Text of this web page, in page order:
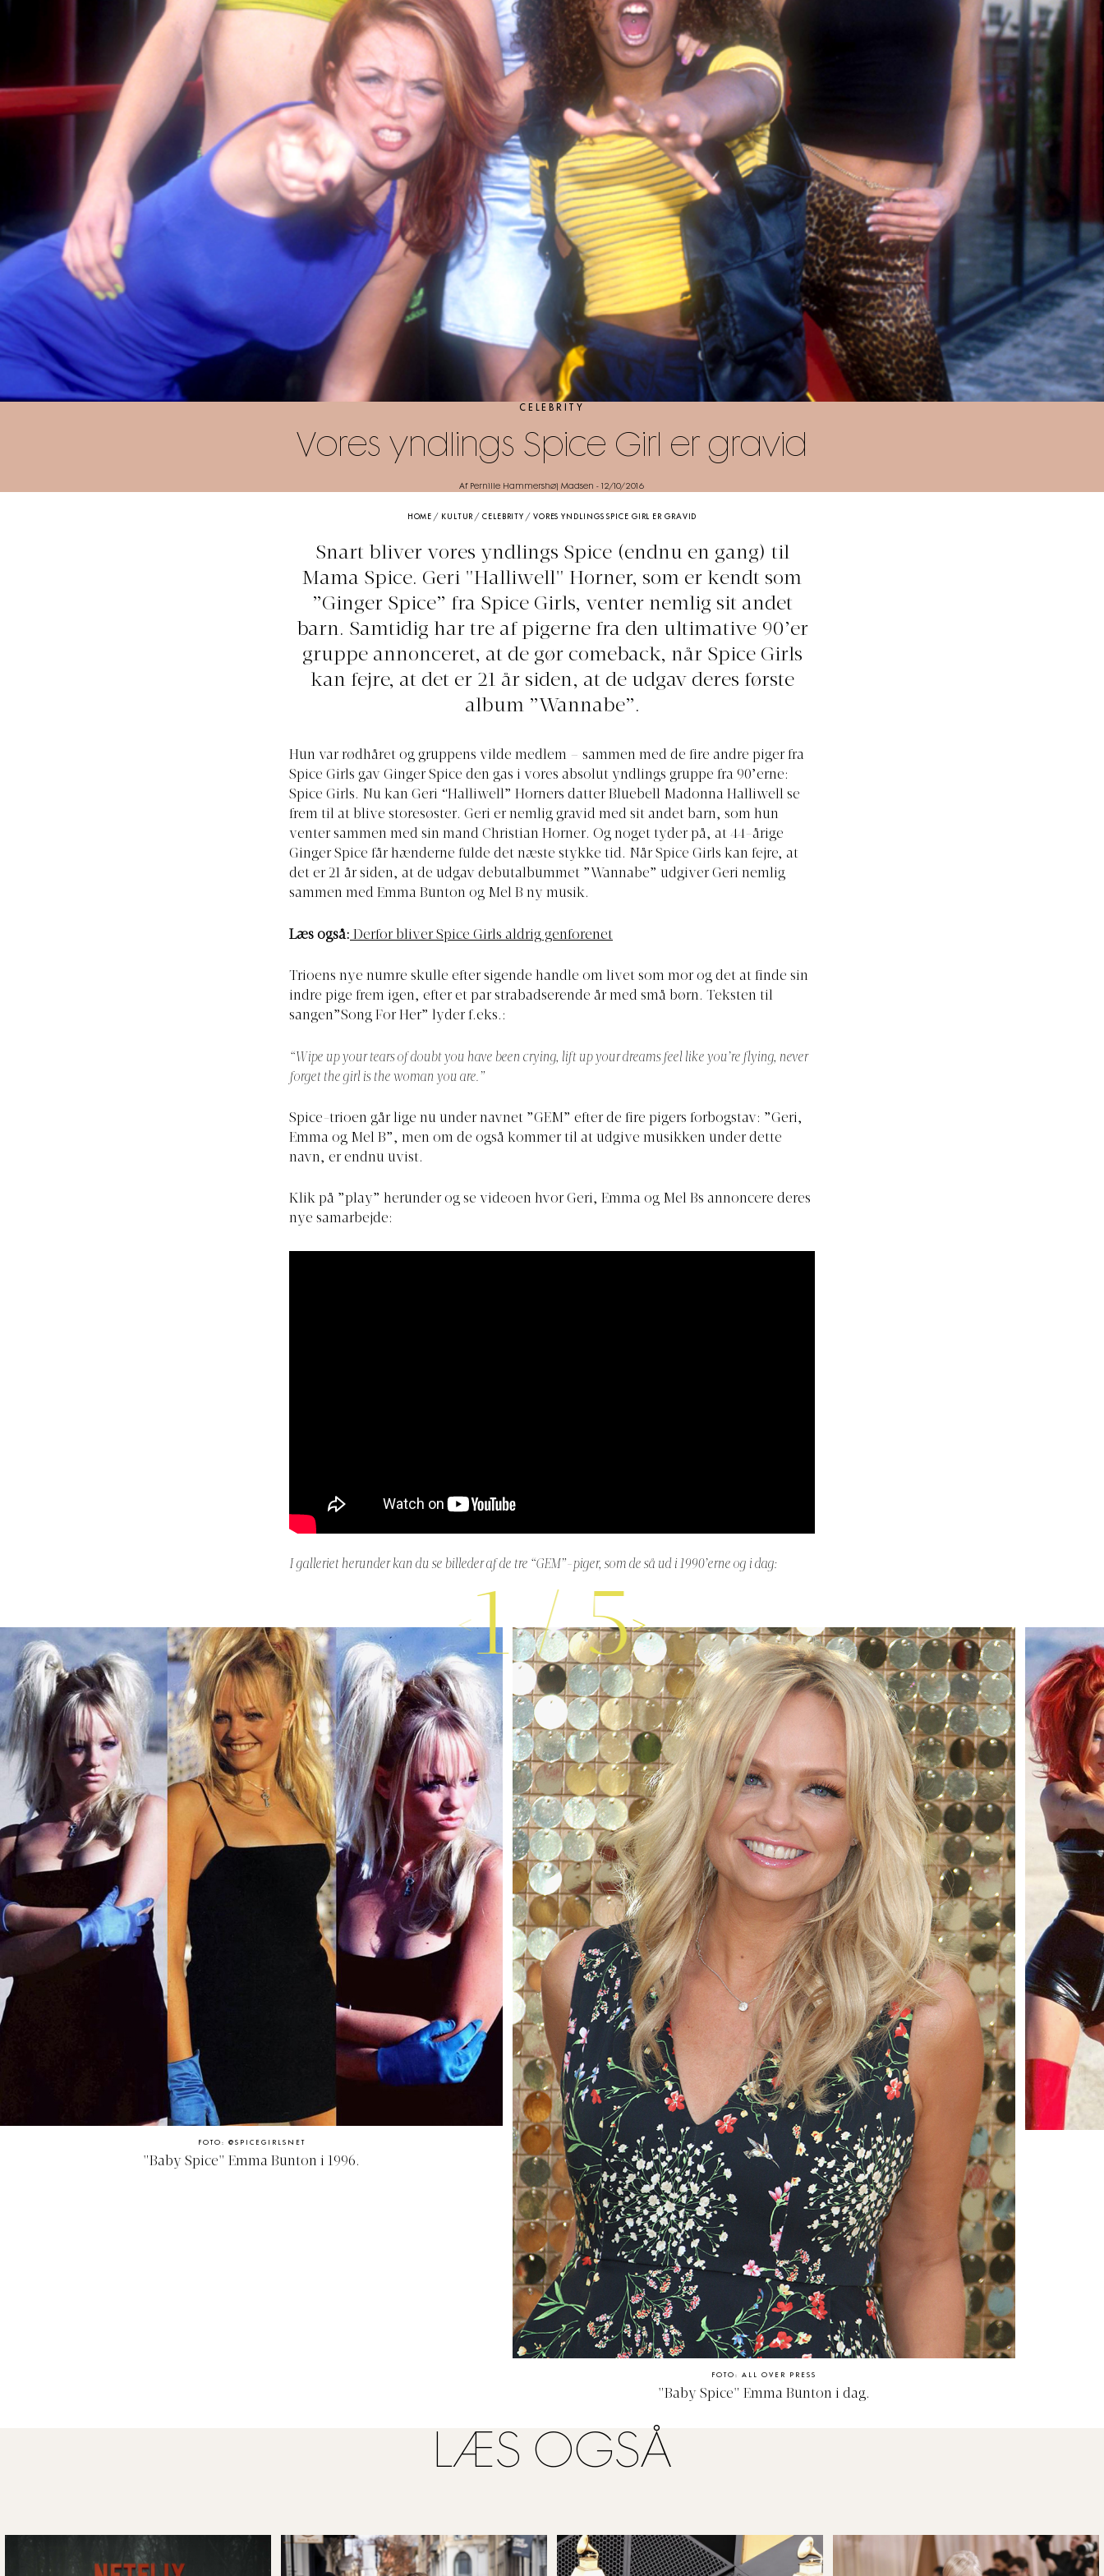
CELEBRITY
Vores yndlings Spice Girl er gravid
Af Pernille Hammershøj Madsen - 12/10/2016
HOME / KULTUR /CELEBRITY / VORES YNDLINGS SPICE GIRL ER GRAVID
Snart bliver vores yndlings Spice (endnu en gang) til
Mama Spice. Geri "Halliwell" Horner, som er kendt som
”Ginger Spice” fra Spice Girls, venter nemlig sit andet
barn. Samtidig har tre af pigerne fra den ultimative 90’er
gruppe annonceret, at de gør comeback, når Spice Girls
kan fejre, at det er 21 år siden, at de udgav deres første
album ”Wannabe”.
Hun var rødhåret og gruppens vilde medlem – sammen med de fire andre piger fra
Spice Girls gav Ginger Spice den gas i vores absolut yndlings gruppe fra 90’erne:
Spice Girls. Nu kan Geri “Halliwell” Horners datter Bluebell Madonna Halliwell se
frem til at blive storesøster. Geri er nemlig gravid med sit andet barn, som hun
venter sammen med sin mand Christian Horner. Og noget tyder på, at 44-årige
Ginger Spice får hænderne fulde det næste stykke tid. Når Spice Girls kan fejre, at
det er 21 år siden, at de udgav debutalbummet ”Wannabe” udgiver Geri nemlig
sammen med Emma Bunton og Mel B ny musik.
Læs også: Derfor bliver Spice Girls aldrig genforenet
Trioens nye numre skulle efter sigende handle om livet som mor og det at finde sin
indre pige frem igen, efter et par strabadserende år med små børn. Teksten til
sangen”Song For Her” lyder f.eks.:
“Wipe up your tears of doubt you have been crying, lift up your dreams feel like you’re flying, never
forget the girl is the woman you are.”
Spice-trioen går lige nu under navnet ”GEM” efter de fire pigers forbogstav: ”Geri,
Emma og Mel B”, men om de også kommer til at udgive musikken under dette
navn, er endnu uvist.
Klik på ”play” herunder og se videoen hvor Geri, Emma og Mel Bs annoncere deres
nye samarbejde:
I galleriet herunder kan du se billeder af de tre “GEM”-piger, som de så ud i 1990’erne og i dag:
1/5
FOTO: @SPICEGIRLSNET
"Baby Spice" Emma Bunton i 1996.
FOTO: ALL OVER PRESS
"Baby Spice" Emma Bunton i dag.
LÆS OGSÅ